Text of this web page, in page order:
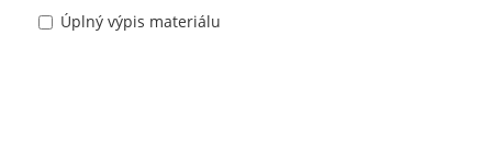
Úplný výpis materiálu